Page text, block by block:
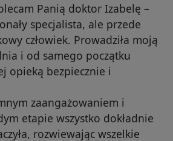
Panią doktor Izabelę –
specjalista, ale przede
człowiek. Prowadziła moją
i od samego początku
opieką bezpiecznie i
zaangażowaniem i
etapie wszystko dokładnie
rozwiewając wszelkie